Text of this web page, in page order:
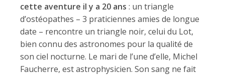
cette aventure il y a 20 ans : un triangle
d’ostéopathes – 3 praticiennes amies de longue
date – rencontre un triangle noir, celui du Lot,
bien connu des astronomes pour la qualité de
son ciel nocturne. Le mari de l’une d’elle, Michel
Faucherre, est astrophysicien. Son sang ne fait